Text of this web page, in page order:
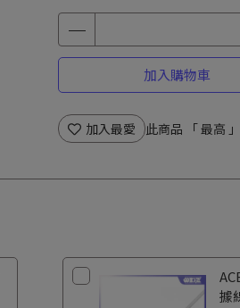
加入購物車
加入最愛 此商品 「 最高
據